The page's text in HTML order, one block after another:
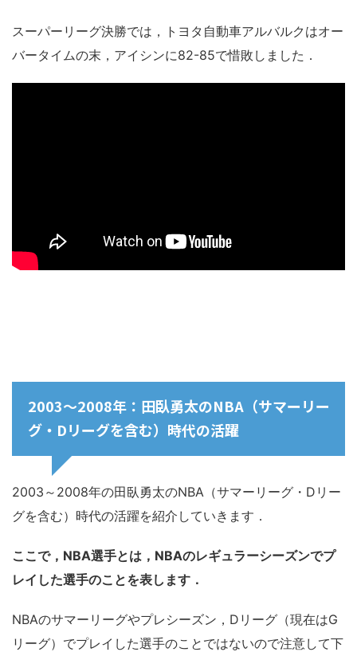
スーパーリーグ決勝では，トヨタ自動車アルバルクはオー
バータイムの末，アイシンに82-85で惜敗しました．
2003～2008年：田臥勇太のNBA（サマーリー
グ・Dリーグを含む）時代の活躍
2003～2008年の田臥勇太のNBA（サマーリーグ・Dリー
グを含む）時代の活躍を紹介していきます．
ここで，NBA選手とは，NBAのレギュラーシーズンでプ
レイした選手のことを表します．
NBAのサマーリーグやプレシーズン，Dリーグ（現在はG
リーグ）でプレイした選手のことではないので注意して下